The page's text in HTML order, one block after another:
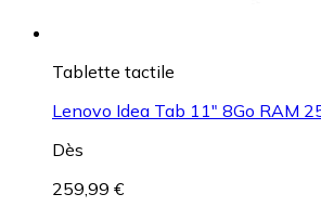
Tablette tactile
Lenovo Idea Tab 11" 8Go RAM
Dès
259,99 €